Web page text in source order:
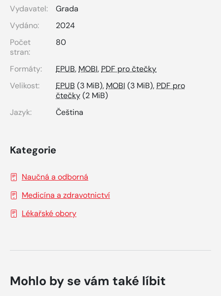
Vydavatel:
Grada
Vydáno:
2024
Počet
stran:
80
Formáty: EPUB, MOBI, PDF pro čtečky
Velikost:
EPUB (3 MiB), MOBI (3 MiB), PDF pro
čtečky(2 MiB)
Jazyk:
Čeština
Kategorie
Naučná a odborná
Medicína a zdravotnictví
Lékařské obory
Mohlo by se vám také líbit